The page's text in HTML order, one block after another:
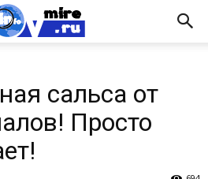
сальса от
Просто